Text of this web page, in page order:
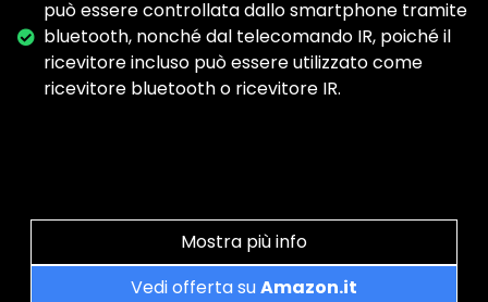
può essere controllata dallo smartphone tramite
bluetooth, nonché dal telecomando IR, poiché il
ricevitore incluso può essere utilizzato come
ricevitore bluetooth o ricevitore IR.
Mostra più info
Vedi offerta suAmazon.it